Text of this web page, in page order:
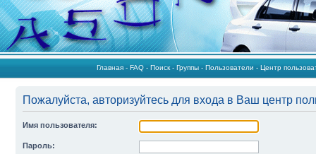
Главная - FAQ - Поиск - Группы - Пользователи - Центр
Пожалуйста, авторизуйтесь для входа в Ваш центр
Имя пользователя:
Пароль: